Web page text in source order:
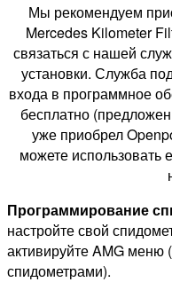
Мы рекомендуем
Mercedes Kilometer
связаться с нашей
установки. Служба
входа в программное
бесплатно
уже приобрел
можете
Программирование
настройте свой
активируйте AMG меню
спидометрами).